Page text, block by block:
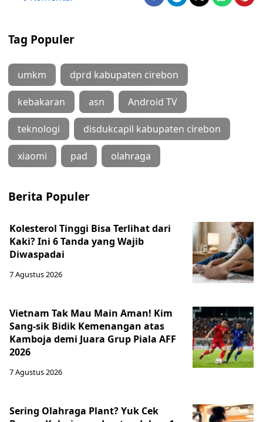
Tag Populer
umkm dprd kabupaten cirebon
kebakaran asn Android TV
teknologi disdukcapil kabupaten cirebon
xiaomi pad olahraga
Berita Populer
Kolesterol Tinggi Bisa Terlihat dari
Kaki? Ini 6 Tanda yang Wajib
Diwaspadai
7 Agustus 2026
Vietnam Tak Mau Main Aman! Kim
Sang-sik Bidik Kemenangan atas
Kamboja demi Juara Grup Piala AFF
2026
7 Agustus 2026
Sering Olahraga Plant? Yuk Cek